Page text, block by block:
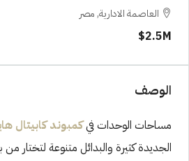
العاصمة الادارية, مصر
2.5M$
الوصف
مساحات الوحدات فيكمبوند كابيتال
الجديدة كثيرة والبدائل متنوعة لتختار